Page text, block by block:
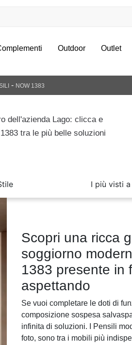
Outdoor Outlet
- NOW 1383
dell'azienda Lago: clicca e
tra le più belle soluzioni
I più visti a
Scopri una ricca
soggiorno
1383 presente in
aspettando
Se vuoi completare le doti di
composizione sospesa
infinita di soluzioni. I Pensili
foto, sono tra i mobili più